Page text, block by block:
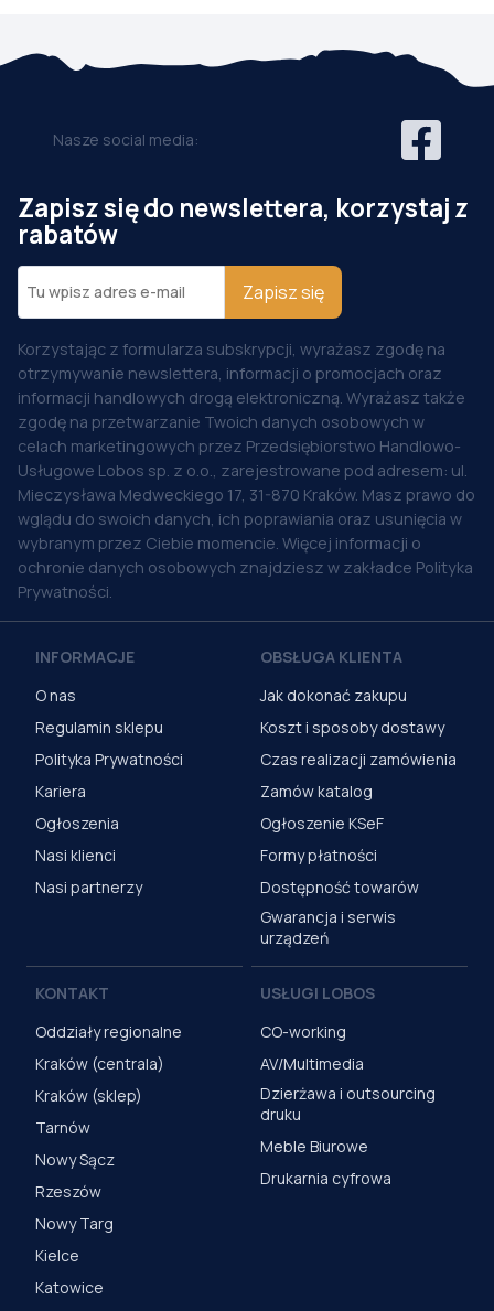
Nasze social media:
Zapisz się do newslettera, korzystaj z
rabatów
Zapisz się
Korzystając z formularza subskrypcji, wyrażasz zgodę na
otrzymywanie newslettera, informacji o promocjach oraz
informacji handlowych drogą elektroniczną. Wyrażasz także
zgodę na przetwarzanie Twoich danych osobowych w
celach marketingowych przez Przedsiębiorstwo Handlowo-
Usługowe Lobos sp. z o.o., zarejestrowane pod adresem: ul.
Mieczysława Medweckiego 17, 31-870 Kraków. Masz prawo do
wglądu do swoich danych, ich poprawiania oraz usunięcia w
wybranym przez Ciebie momencie. Więcej informacji o
ochronie danych osobowych znajdziesz w zakładce Polityka
Prywatności.
INFORMACJE
O nas
Regulamin sklepu
Polityka Prywatności
Kariera
Ogłoszenia
Nasi klienci
Nasi partnerzy
OBSŁUGA KLIENTA
Jak dokonać zakupu
Koszt i sposoby dostawy
Czas realizacji zamówienia
Zamów katalog
Ogłoszenie KSeF
Formy płatności
Dostępność towarów
Gwarancja i serwis
urządzeń
KONTAKT
Oddziały regionalne
Kraków (centrala)
Kraków (sklep)
Tarnów
Nowy Sącz
Rzeszów
Nowy Targ
Kielce
Katowice
USŁUGI LOBOS
CO-working
AV/Multimedia
Dzierżawa i outsourcing
druku
Meble Biurowe
Drukarnia cyfrowa